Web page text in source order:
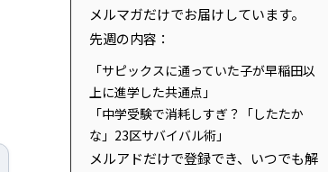
メルマガだけでお届けしています。
先週の内容：
「サピックスに通っていた子が早稲田以
上に進学した共通点」
「中学受験で消耗しすぎ？「したたか
な」23区サバイバル術」
メルアドだけで登録でき、いつでも解